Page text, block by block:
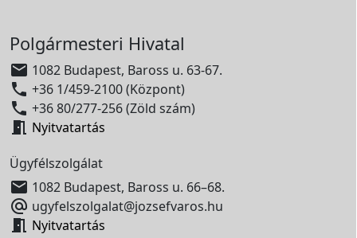
Polgármesteri Hivatal
 1082 Budapest, Baross u. 63-67.
 +36 1/459-2100 (Központ)
 +36 80/277-256 (Zöld szám)
 Nyitvatartás
Ügyfélszolgálat
 1082 Budapest, Baross u. 66–68.
 ugyfelszolgalat@jozsefvaros.hu
 Nyitvatartás